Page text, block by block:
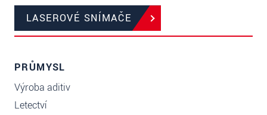
LASEROVÉ SNÍMAČE
PRŮMYSL
Výroba aditiv
Letectví